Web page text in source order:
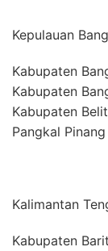
Kepulauan
Kabupaten
Kabupaten
Kabupaten
Pangkal Pinang
Kalimantan
Kabupaten